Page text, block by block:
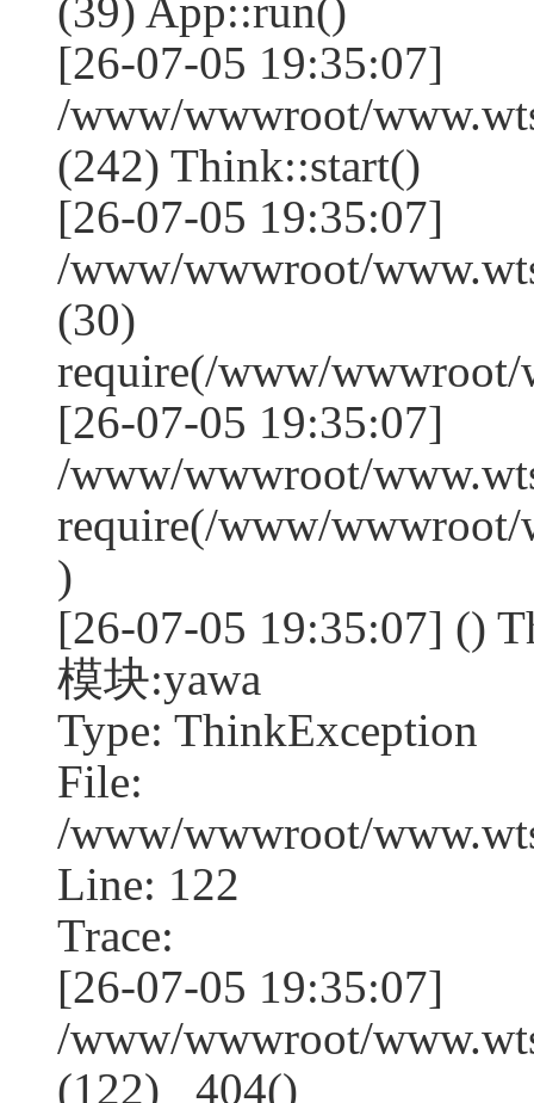
(39) App::run()
[26-07-05 19:35:07]
/www/wwwroot/
(242) Think::start()
[26-07-05 19:35:07]
/www/wwwroot/
(30)
require(/www/wwwroot/
[26-07-05 19:35:07]
/www/wwwroot/
require(/www/wwwroot/
)
[26-07-05 19:35:07] ()
模块:yawa
Type: ThinkException
File:
/www/wwwroot/
Line: 122
Trace:
[26-07-05 19:35:07]
/www/wwwroot/
(122) _404()